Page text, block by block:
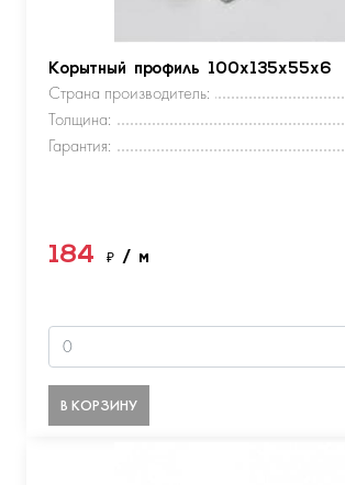
Корытный профиль 100х135х55х6
Страна производитель:
Толщина:
Гарантия:
184 ₽ / м
В КОРЗИНУ